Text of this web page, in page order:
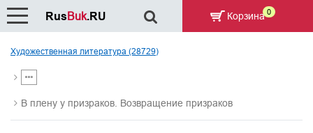
Художественная литература (28729)
В плену у призраков. Возвращение призраков
RusBuk.RU Корзина 0